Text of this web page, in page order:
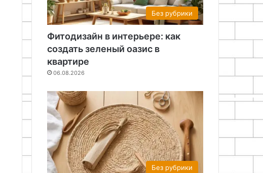
Без рубрики
Фитодизайн в интерьере: как
создать зеленый оазис в
квартире
06.08.2026
Без рубрики